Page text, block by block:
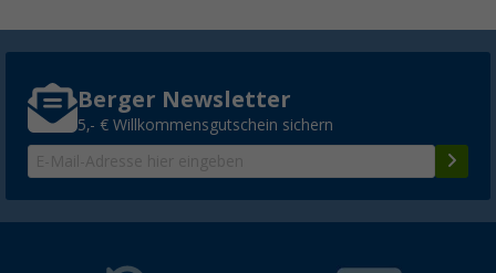
Berger Newsletter
5,- € Willkommensgutschein sichern